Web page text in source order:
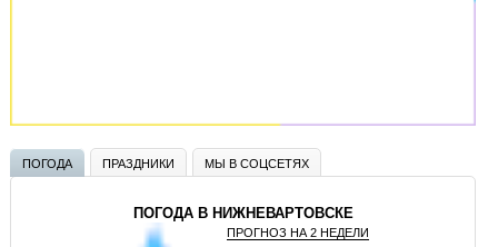
ПОГОДА ПРАЗДНИКИ МЫ В СОЦСЕТЯХ
ПОГОДА В НИЖНЕВАРТОВСКЕ
ПРОГНОЗ НА 2 НЕДЕЛИ